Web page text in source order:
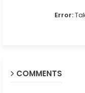
Error:
COMMENTS